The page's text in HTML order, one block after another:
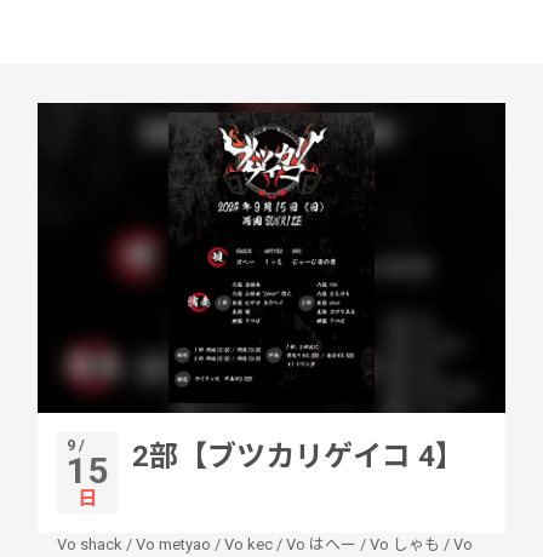
9 /
15
日
2部【ブツカリゲイコ 4】
Vo shack / Vo metyao / Vo kec / Vo はへー / Vo しゃも / Vo